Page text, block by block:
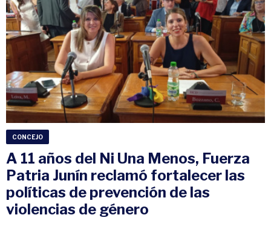
CONCEJO
A 11 años del Ni Una Menos, Fuerza
Patria Junín reclamó fortalecer las
políticas de prevención de las
violencias de género